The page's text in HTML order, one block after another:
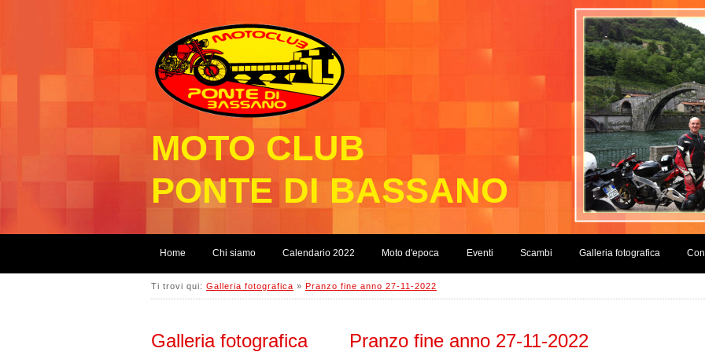
MOTO CLUB
PONTE DI BASSANO
Home Chi siamo Calendario 2022 Moto d'epoca Eventi Scambi Galleria fotografica
Ti trovi qui: Galleria fotografica » Pranzo fine anno 27-11-2022
Galleria fotografica Pranzo fine anno 27-11-2022